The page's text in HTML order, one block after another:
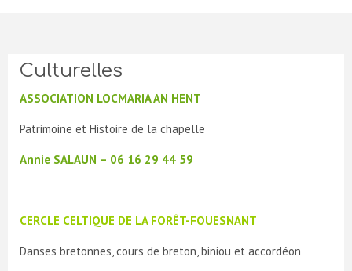
Culturelles
ASSOCIATION LOCMARIA AN HENT
Patrimoine et Histoire de la chapelle
Annie SALAUN – 06 16 29 44 59
CERCLE CELTIQUE DE LA FORÊT-FOUESNANT
Danses bretonnes, cours de breton, biniou et accordéon